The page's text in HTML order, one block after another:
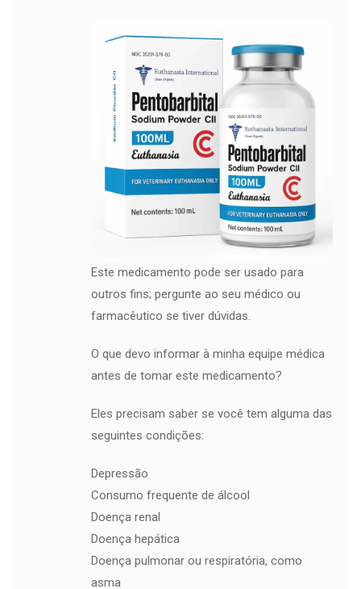
Este medicamento pode ser usado para
outros fins; pergunte ao seu médico ou
farmacêutico se tiver dúvidas.
O que devo informar à minha equipe médica
antes de tomar este medicamento?
Eles precisam saber se você tem alguma das
seguintes condições:
Depressão
Consumo frequente de álcool
Doença renal
Doença hepática
Doença pulmonar ou respiratória, como
asma